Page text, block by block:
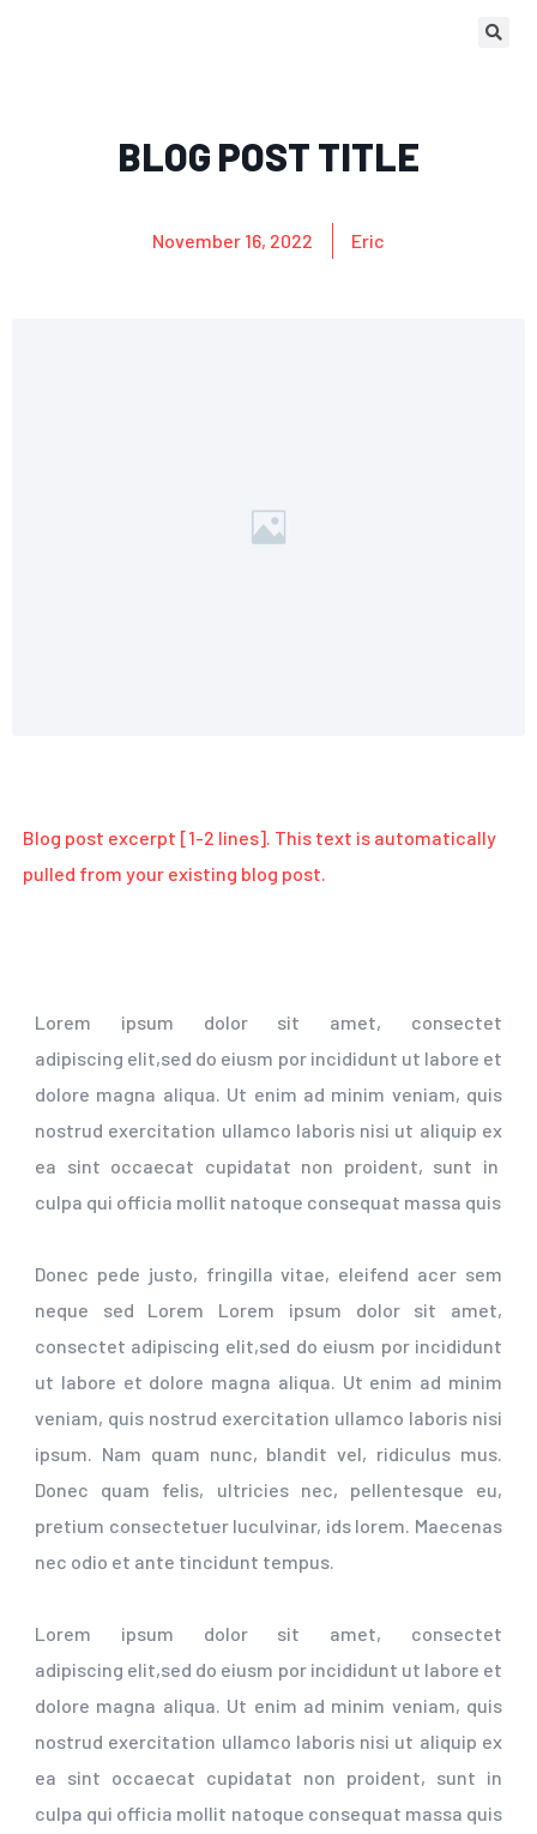
BLOG POST TITLE
November 16, 2022 Eric
Blog post excerpt [1-2 lines]. This text is automatically
pulled from your existing blog post.
Lorem ipsum dolor sit amet, consectet
adipiscing elit,sed do eiusm por incididunt ut labore et
dolore magna aliqua. Ut enim ad minim veniam, quis
nostrud exercitation ullamco laboris nisi ut aliquip ex
ea sint occaecat cupidatat non proident, sunt in
culpa qui officia mollit natoque consequat massa quis
Donec pede justo, fringilla vitae, eleifend acer sem
neque sed Lorem Lorem ipsum dolor sit amet,
consectet adipiscing elit,sed do eiusm por incididunt
ut labore et dolore magna aliqua. Ut enim ad minim
veniam, quis nostrud exercitation ullamco laboris nisi
ipsum. Nam quam nunc, blandit vel, ridiculus mus.
Donec quam felis, ultricies nec, pellentesque eu,
pretium consectetuer luculvinar, ids lorem. Maecenas
nec odio et ante tincidunt tempus.
Lorem ipsum dolor sit amet, consectet
adipiscing elit,sed do eiusm por incididunt ut labore et
dolore magna aliqua. Ut enim ad minim veniam, quis
nostrud exercitation ullamco laboris nisi ut aliquip ex
ea sint occaecat cupidatat non proident, sunt in
culpa qui officia mollit natoque consequat massa quis